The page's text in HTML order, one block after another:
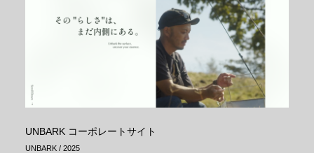
UNBARK コーポレートサイト
UNBARK / 2025